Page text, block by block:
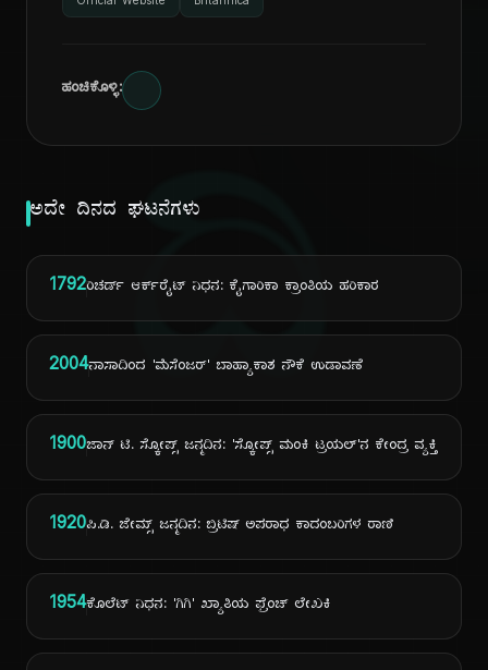
ದಿ
Official Website Britannica
ಹಂಚಿಕೊಳ್ಳಿ:
ಅದೇ ದಿನದ ಘಟನೆಗಳು
1792ರಿಚರ್ಡ್ ಆರ್ಕ್‌ರೈಟ್ ನಿಧನ: ಕೈಗಾರಿಕಾ ಕ್ರಾಂತಿಯ ಹರಿಕಾರ
2004ನಾಸಾದಿಂದ 'ಮೆಸೆಂಜರ್' ಬಾಹ್ಯಾಕಾಶ ನೌಕೆ ಉಡಾವಣೆ
1900ಜಾನ್ ಟಿ. ಸ್ಕೋಪ್ಸ್ ಜನ್ಮದಿನ: 'ಸ್ಕೋಪ್ಸ್ ಮಂಕಿ ಟ್ರಯಲ್'ನ ಕೇಂದ್ರ ವ್ಯಕ್ತಿ
1920ಪಿ.ಡಿ. ಜೇಮ್ಸ್ ಜನ್ಮದಿನ: ಬ್ರಿಟಿಷ್ ಅಪರಾಧ ಕಾದಂಬರಿಗಳ ರಾಣಿ
1954ಕೊಲೆಟ್ ನಿಧನ: 'ಗಿಗಿ' ಖ್ಯಾತಿಯ ಫ್ರೆಂಚ್ ಲೇಖಕಿ